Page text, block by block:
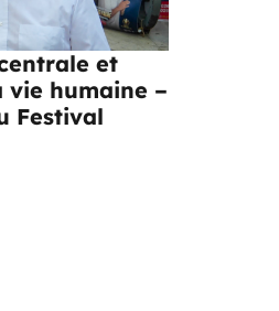
et
vie humaine –
Festival